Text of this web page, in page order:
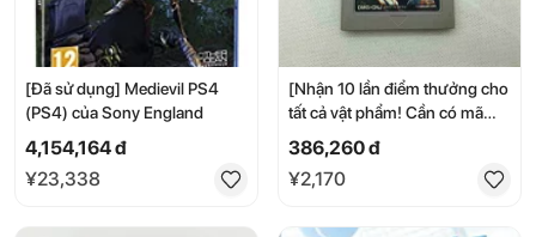
[Đã sử dụng] Medievil PS4
(PS4) của Sony England
4,154,164 đ
¥23,338
[Nhận 10 lần điểm thưởng cho
tất cả vật phẩm! Cần có mã
tham gia] [Giảm giá có thời
hạn] Phần mềm Konami Game
Boy Contra [Đã qua sử dụng]
386,260 đ
¥2,170